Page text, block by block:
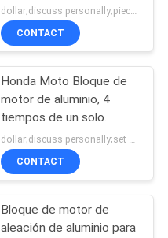
dollar;discuss personally;piece MOQ:Negociación
CONTACT
Honda Moto Bloque de
motor de aluminio, 4
tiempos de un solo
cilindro Larga vida útil
CONTACT
Bloque de motor de
aleación de aluminio para